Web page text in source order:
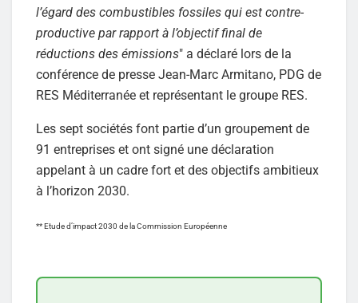
l’égard des combustibles fossiles qui est contre-
productive par rapport à l’objectif final de
réductions des émissions" a déclaré lors de la
conférence de presse Jean-Marc Armitano, PDG de
RES Méditerranée et représentant le groupe RES.
Les sept sociétés font partie d’un groupement de
91 entreprises et ont signé une déclaration
appelant à un cadre fort et des objectifs ambitieux
à l’horizon 2030.
** Etude d’impact 2030 de la Commission Européenne